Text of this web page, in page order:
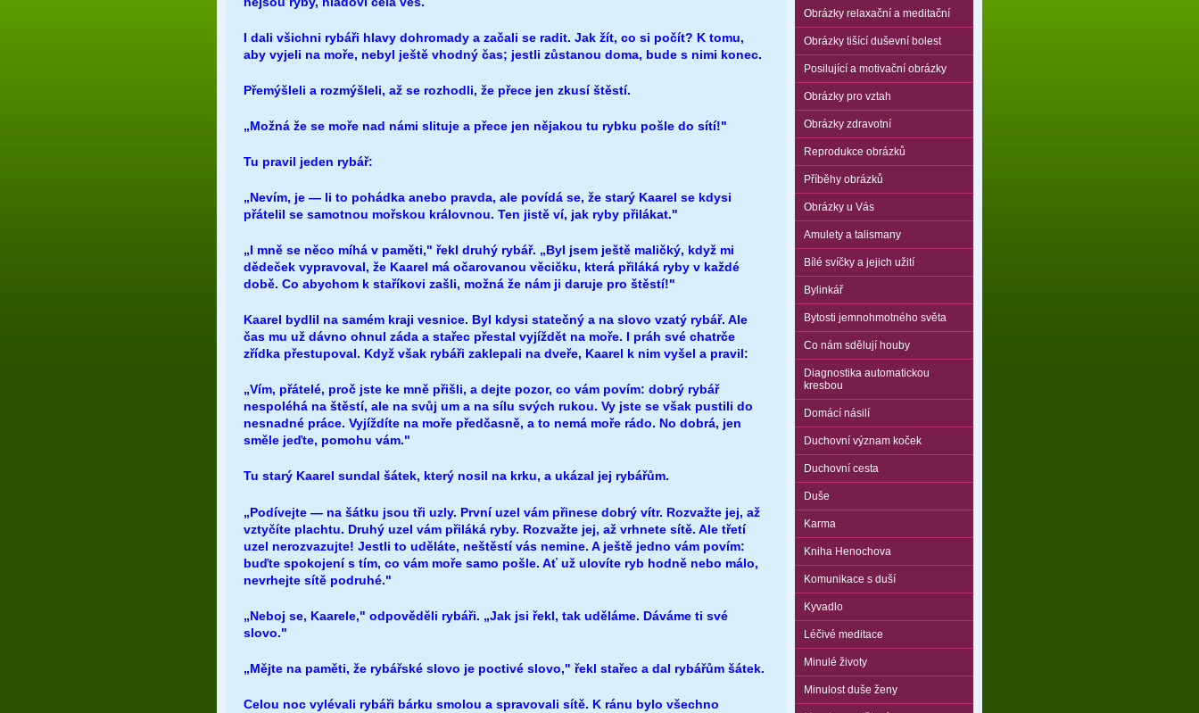
I dali všichni rybáři hlavy dohromady a začali se radit. Jak žít, co si počít? K tomu,
aby vyjeli na moře, nebyl ještě vhodný čas; jestli zůstanou doma, bude s nimi konec.
Přemýšleli a rozmýšleli, až se rozhodli, že přece jen zkusí štěstí.
„Možná že se moře nad námi slituje a přece jen nějakou tu rybku pošle do sítí!"
Tu pravil jeden rybář:
„Nevím, je — li to pohádka anebo pravda, ale povídá se, že starý Kaarel se kdysi
přátelil se samotnou mořskou královnou. Ten jistě ví, jak ryby přilákat."
„I mně se něco míhá v paměti," řekl druhý rybář. „Byl jsem ještě maličký, když mi
dědeček vypravoval, že Kaarel má očarovanou věcičku, která přiláká ryby v každé
době. Co abychom k staříkovi zašli, možná že nám ji daruje pro štěstí!"
Kaarel bydlil na samém kraji vesnice. Byl kdysi statečný a na slovo vzatý rybář. Ale
čas mu už dávno ohnul záda a stařec přestal vyjíždět na moře. I práh své chatrče
zřídka přestupoval. Když však rybáři zaklepali na dveře, Kaarel k nim vyšel a pravil:
„Vím, přátelé, proč jste ke mně přišli, a dejte pozor, co vám povím: dobrý rybář
nespoléhá na štěstí, ale na svůj um a na sílu svých rukou. Vy jste se však pustili do
nesnadné práce. Vyjíždíte na moře předčasně, a to nemá moře rádo. No dobrá, jen
směle jeďte, pomohu vám."
Tu starý Kaarel sundal šátek, který nosil na krku, a ukázal jej rybářům.
„Podívejte — na šátku jsou tři uzly. První uzel vám přinese dobrý vítr. Rozvažte jej, až
vztyčíte plachtu. Druhý uzel vám přiláká ryby. Rozvažte jej, až vrhnete sítě. Ale třetí
uzel nerozvazujte! Jestli to uděláte, neštěstí vás nemine. A ještě jedno vám povím:
buďte spokojení s tím, co vám moře samo pošle. Ať už ulovíte ryb hodně nebo málo,
nevrhejte sítě podruhé."
„Neboj se, Kaarele," odpověděli rybáři. „Jak jsi řekl, tak uděláme. Dáváme ti své
slovo."
„Mějte na paměti, že rybářské slovo je poctivé slovo," řekl stařec a dal rybářům šátek.
Celou noc vylévali rybáři bárku smolou a spravovali sítě. K ránu bylo všechno
Obrázky relaxační a meditační
Obrázky tišící duševní bolest
Posilující a motivační obrázky
Obrázky pro vztah
Obrázky zdravotní
Reprodukce obrázků
Příběhy obrázků
Obrázky u Vás
Amulety a talismany
Bílé svíčky a jejich užití
Bylinkář
Bytosti jemnohmotného světa
Co nám sdělují houby
Diagnostika automatickou
kresbou
Domácí násilí
Duchovní význam koček
Duchovní cesta
Duše
Karma
Kniha Henochova
Komunikace s duší
Kyvadlo
Léčivé meditace
Minulé životy
Minulost duše ženy